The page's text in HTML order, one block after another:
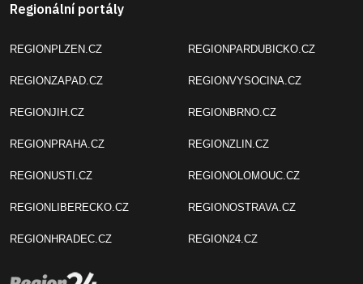
Regionální portály
REGIONPLZEN.CZ
REGIONZAPAD.CZ
REGIONJIH.CZ
REGIONPRAHA.CZ
REGIONUSTI.CZ
REGIONLIBERECKO.CZ
REGIONHRADEC.CZ
REGIONPARDUBICKO.CZ
REGIONVYSOCINA.CZ
REGIONBRNO.CZ
REGIONZLIN.CZ
REGIONOLOMOUC.CZ
REGIONOSTRAVA.CZ
REGION24.CZ